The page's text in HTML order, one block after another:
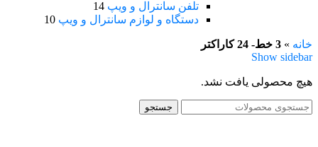
تلفن سانترال و ویپ 14
دستگاه و لوازم سانترال و ویپ 10
خانه » 3 خط- 24 کاراکتر
Show sidebar
هیچ محصولی یافت نشد.
جستجو